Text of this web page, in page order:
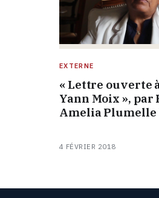
EXTERNE
« Lettre ouverte
Yann Moix », par
Amelia Plumelle
4 FÉVRIER 2018